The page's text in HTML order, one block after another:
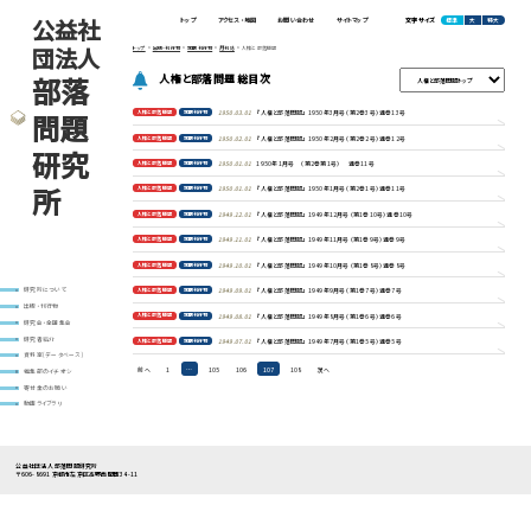
公益社
団法人
部落
問題
研究
所
研究所について
出版・刊行物
研究会・全国集会
研究者紹介
資料室(データベース)
編集部のイチオシ
寄付金のお願い
動画ライブラリ
トップ アクセス・地図 お問い合わせ サイトマップ 文字サイズ 標準 大 特大
トップ 出版・刊行物 定期刊行物 月刊誌 人権と部落問題
人権と部落問題 総目次
人権と部落問題 定期刊行物 1950.03.01 『人権と部落問題』 1950年3月号（第2巻3号）通巻13号
人権と部落問題 定期刊行物 1950.02.01 『人権と部落問題』 1950年2月号（第2巻2号）通巻12号
人権と部落問題 定期刊行物 1950.01.01 1950年1月号 （第2巻第1号） 通巻11号
人権と部落問題 定期刊行物 1950.01.01 『人権と部落問題』 1950年1月号（第2巻1号）通巻11号
人権と部落問題 定期刊行物 1949.12.01 『人権と部落問題』 1949年12月号（第1巻10号）通巻10号
人権と部落問題 定期刊行物 1949.11.01 『人権と部落問題』 1949年11月号（第1巻9号）通巻9号
人権と部落問題 定期刊行物 1949.10.01 『人権と部落問題』 1949年10月号（第1巻8号）通巻8号
人権と部落問題 定期刊行物 1949.09.01 『人権と部落問題』 1949年9月号（第1巻7号）通巻7号
人権と部落問題 定期刊行物 1949.08.01 『人権と部落問題』 1949年8月号（第1巻6号）通巻6号
人権と部落問題 定期刊行物 1949.07.01 『人権と部落問題』 1949年7月号（第1巻5号）通巻5号
投前へ 1 … 105 106 107 108 次へ
公益社団法人 部落問題研究所
〒606-8691 京都市左京区高野西開町34-11